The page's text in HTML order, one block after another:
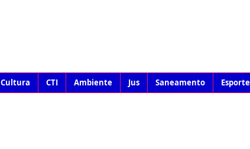
Cultura CTI Ambiente Jus Saneamento Esporte